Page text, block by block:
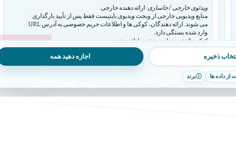
ویدئوی خارجی / جاسازی· ارائه دهنده خارجی
منابع ویدیویی خارجی از ویجت ویدیوی باپتیست فقط پس از تأیید بارگذاری
می شوند. ارائه دهندگان، کوکی ها و اطلاعات حریم خصوصی به آدرس URL
وارد شده بستگی دارد.
کوکی ها/ذخیره سازی: بسته به ارائه دهنده
اوپن استریت مپ
سرویس نقشه
نقشه های OpenStreetMap یا سرورهای کاشی خارجی فقط پس از تأیید
بارگذاری می شوند.
ذخیره اجازه دهید همه
داده ها ⓘبرند